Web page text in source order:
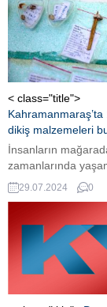
< class="title">
Kahramanmaraş’ta
dikiş malzemeleri
İnsanların
zamanlarında
olmalarının ve
kalıntılarının
hayvanların derisi
giyinme ve
alanlarda
düşündüklerine
şunları anlattı:
29.07.2024 0